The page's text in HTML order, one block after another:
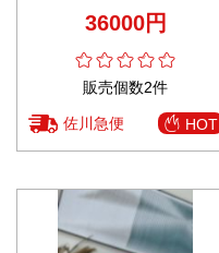
36000円
販売個数2件
佐川急便 HOT